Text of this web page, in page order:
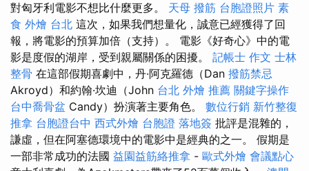
對匈牙利電影不想比什麼更多。 天母 撥筋 台胞證照片 素
食 外燴 台北 這次，如果我們想量化，誠意已經獲得了回
報，將電影的預算加倍（支持）。 電影《好奇心》中的電
影是度假的湖岸，受到親屬關係的困擾。 記帳士 作文 士林
整骨 在這部假期喜劇中，丹·阿克羅德（Dan 撥筋禁忌
Akroyd）和約翰·坎迪（John 台北 外燴 推薦 關鍵字操作
台中喬骨盆 Candy）扮演著主要角色。 數位行銷 新竹整復
推拿 台胞證台中 西式外燴 台胞證 落地簽 批評是混雜的，
謙虛，但在阿塞德環境中的電影中是經典的之一。 假期是
一部非常成功的法國 益園益筋絡推拿 - 歐式外燴 會議點心